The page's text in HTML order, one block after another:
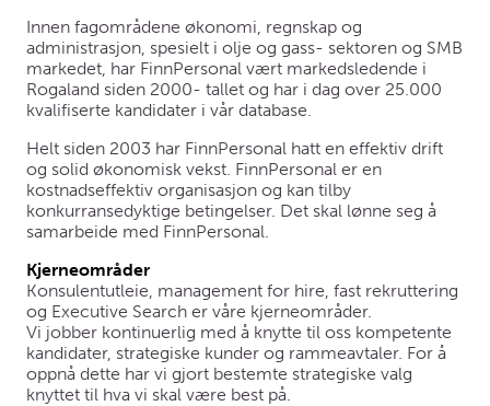
Innen fagområdene økonomi, regnskap og
administrasjon, spesielt i olje og gass- sektoren og SMB
markedet, har FinnPersonal vært markedsledende i
Rogaland siden 2000- tallet og har i dag over 25.000
kvalifiserte kandidater i vår database.
Helt siden 2003 har FinnPersonal hatt en effektiv drift
og solid økonomisk vekst. FinnPersonal er en
kostnadseffektiv organisasjon og kan tilby
konkurransedyktige betingelser. Det skal lønne seg å
samarbeide med FinnPersonal.
Kjerneområder
Konsulentutleie, management for hire, fast rekruttering
og Executive Search er våre kjerneområder.
Vi jobber kontinuerlig med å knytte til oss kompetente
kandidater, strategiske kunder og rammeavtaler. For å
oppnå dette har vi gjort bestemte strategiske valg
knyttet til hva vi skal være best på.